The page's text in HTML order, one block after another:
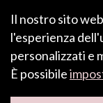
We accept
Il nostro sito
l'esperienza
personalizzati e
È possibile